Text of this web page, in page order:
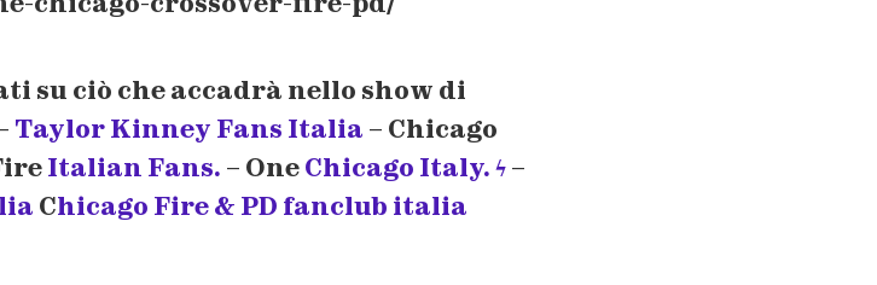
su ciò che accadrà nello show di
Taylor Kinney Fans Italia – Chicago
Italian Fans. – OneChicago Italy. ϟ–
Chicago Fire & PD fanclub italia